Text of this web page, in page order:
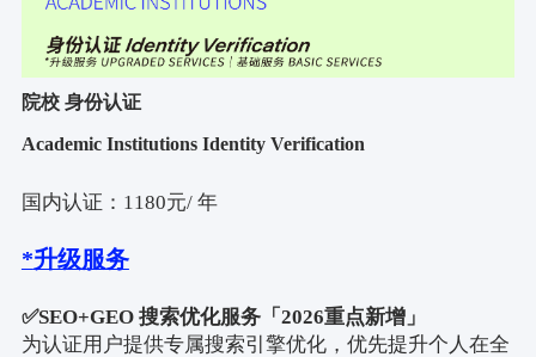
院校 身份认证
Academic Institutions Identity Verification
国内认证： 1180元/ 年
*升级服务
✅SEO+GEO 搜索优化服务「 2026重点新增」
为认证用户提供专属搜索引擎优化，优先提升个人在全